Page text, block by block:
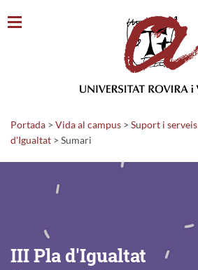
Portada > Vida al campus > Suport i serveis
d'Igualtat > Sumari
III Pla d'Igualtat